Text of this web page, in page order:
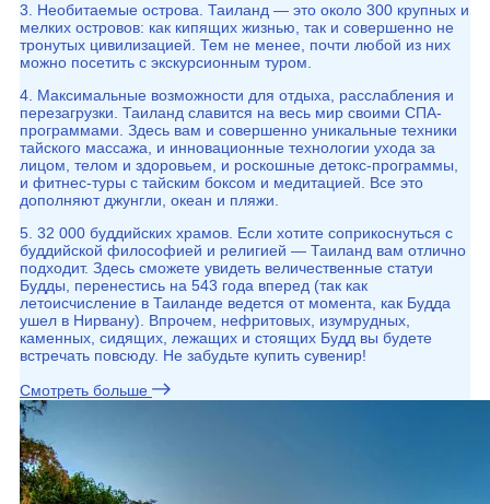
3. Необитаемые острова. Таиланд — это около 300 крупных и
мелких островов: как кипящих жизнью, так и совершенно не
тронутых цивилизацией. Тем не менее, почти любой из них
можно посетить с экскурсионным туром.
4. Максимальные возможности для отдыха, расслабления и
перезагрузки. Таиланд славится на весь мир своими СПА-
программами. Здесь вам и совершенно уникальные техники
тайского массажа, и инновационные технологии ухода за
лицом, телом и здоровьем, и роскошные детокс-программы,
и фитнес-туры с тайским боксом и медитацией. Все это
дополняют джунгли, океан и пляжи.
5. 32 000 буддийских храмов. Если хотите соприкоснуться с
буддийской философией и религией — Таиланд вам отлично
подходит. Здесь сможете увидеть величественные статуи
Будды, перенестись на 543 года вперед (так как
летоисчисление в Таиланде ведется от момента, как Будда
ушел в Нирвану). Впрочем, нефритовых, изумрудных,
каменных, сидящих, лежащих и стоящих Будд вы будете
встречать повсюду. Не забудьте купить сувенир!
Смотреть больше